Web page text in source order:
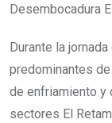
Desembocadura
Durante la
predominantes
de enfriamiento y
sectores El